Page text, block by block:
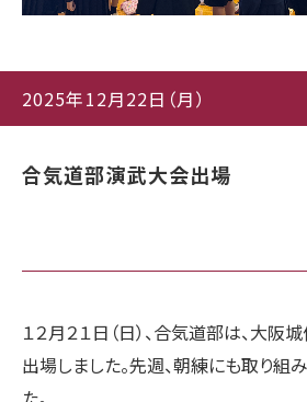
2025年12月22日（月）
合気道部演武大会出場
１２月２１日（日）、合気道部は、大
出場しました。先週、朝練にも取り組